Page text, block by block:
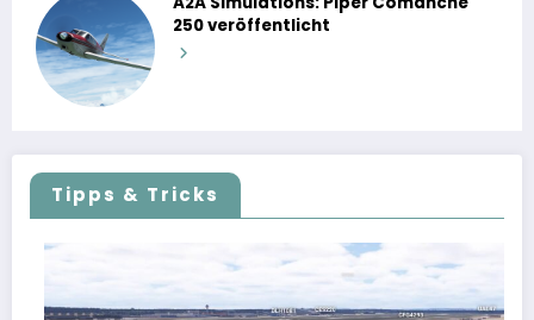
250 veröffentlicht
Tipps & Tricks